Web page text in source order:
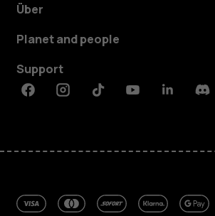
Über
Planet and people
Support
FacebookInstagramTiktokYoutubeLinkedin